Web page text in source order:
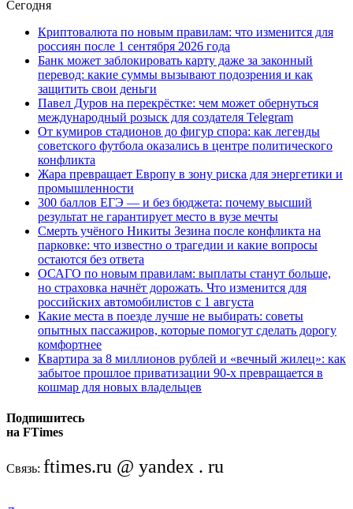
Сегодня
Криптовалюта по новым правилам: что изменится для
россиян после 1 сентября 2026 года
Банк может заблокировать карту даже за законный
перевод: какие суммы вызывают подозрения и как
защитить свои деньги
Павел Дуров на перекрёстке: чем может обернуться
международный розыск для создателя Telegram
От кумиров стадионов до фигур спора: как легенды
советского футбола оказались в центре политического
конфликта
Жара превращает Европу в зону риска для энергетики и
промышленности
300 баллов ЕГЭ — и без бюджета: почему высший
результат не гарантирует место в вузе мечты
Смерть учёного Никиты Зезина после конфликта на
парковке: что известно о трагедии и какие вопросы
остаются без ответа
ОСАГО по новым правилам: выплаты станут больше,
но страховка начнёт дорожать. Что изменится для
российских автомобилистов с 1 августа
Какие места в поезде лучше не выбирать: советы
опытных пассажиров, которые помогут сделать дорогу
комфортнее
Квартира за 8 миллионов рублей и «вечный жилец»: как
забытое прошлое приватизации 90-х превращается в
кошмар для новых владельцев
Подпишитесь
на FTimes
Связь: ftimes.ru @ yandex . ru